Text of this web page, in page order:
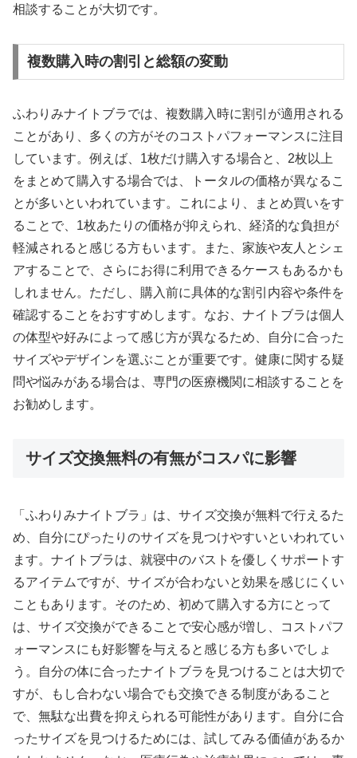
相談することが大切です。
複数購入時の割引と総額の変動
ふわりみナイトブラでは、複数購入時に割引が適用される
ことがあり、多くの方がそのコストパフォーマンスに注目
しています。例えば、1枚だけ購入する場合と、2枚以上
をまとめて購入する場合では、トータルの価格が異なるこ
とが多いといわれています。これにより、まとめ買いをす
ることで、1枚あたりの価格が抑えられ、経済的な負担が
軽減されると感じる方もいます。また、家族や友人とシェ
アすることで、さらにお得に利用できるケースもあるかも
しれません。ただし、購入前に具体的な割引内容や条件を
確認することをおすすめします。なお、ナイトブラは個人
の体型や好みによって感じ方が異なるため、自分に合った
サイズやデザインを選ぶことが重要です。健康に関する疑
問や悩みがある場合は、専門の医療機関に相談することを
お勧めします。
サイズ交換無料の有無がコスパに影響
「ふわりみナイトブラ」は、サイズ交換が無料で行えるた
め、自分にぴったりのサイズを見つけやすいといわれてい
ます。ナイトブラは、就寝中のバストを優しくサポートす
るアイテムですが、サイズが合わないと効果を感じにくい
こともあります。そのため、初めて購入する方にとって
は、サイズ交換ができることで安心感が増し、コストパフ
ォーマンスにも好影響を与えると感じる方も多いでしょ
う。自分の体に合ったナイトブラを見つけることは大切で
すが、もし合わない場合でも交換できる制度があること
で、無駄な出費を抑えられる可能性があります。自分に合
ったサイズを見つけるためには、試してみる価値があるか